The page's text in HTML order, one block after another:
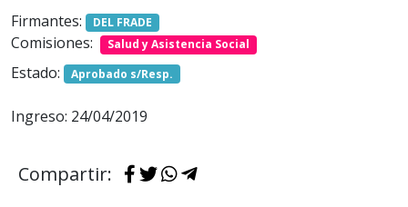
Firmantes:
DEL FRADE
Comisiones: Salud y Asistencia Social
Estado: Aprobado s/Resp.
Ingreso: 24/04/2019
Compartir: